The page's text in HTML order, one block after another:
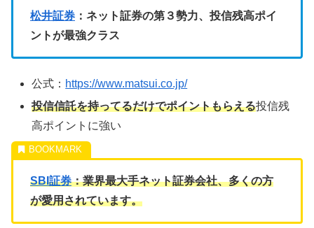
松井証券 ：ネット証券の第３勢力、投信残高ポイ
ントが最強クラス
公式： https://www.matsui.co.jp/
投信信託を持ってるだけでポイントもらえる投信残
高ポイントに強い
SBI証券：業界最大手ネット証券会社、多くの方
が愛用されています。